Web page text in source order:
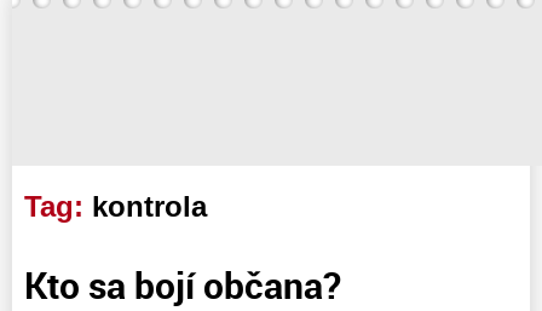
Tag: kontrola
Kto sa bojí občana?